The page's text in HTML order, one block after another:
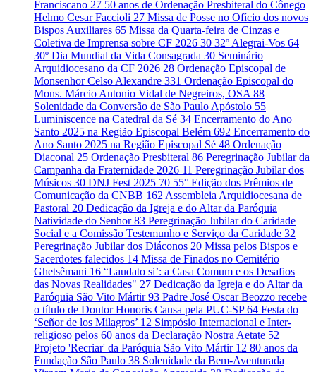
Franciscano 27 50 anos de Ordenação Presbiteral do Cônego
Helmo Cesar Faccioli 27 Missa de Posse no Ofício dos novos
Bispos Auxiliares 65 Missa da Quarta-feira de Cinzas e
Coletiva de Imprensa sobre CF 2026 30 32º Alegrai-Vos 64
30º Dia Mundial da Vida Consagrada 30 Seminário
Arquidiocesano da CF 2026 28 Ordenação Episcopal de
Monsenhor Celso Alexandre 331 Ordenação Episcopal do
Mons. Márcio Antonio Vidal de Negreiros, OSA 88
Solenidade da Conversão de São Paulo Apóstolo 55
Luminiscence na Catedral da Sé 34 Encerramento do Ano
Santo 2025 na Região Episcopal Belém 692 Encerramento do
Ano Santo 2025 na Região Episcopal Sé 48 Ordenação
Diaconal 25 Ordenação Presbiteral 86 Peregrinação Jubilar da
Campanha da Fraternidade 2026 11 Peregrinação Jubilar dos
Músicos 30 DNJ Fest 2025 70 55° Edição dos Prêmios de
Comunicação da CNBB 162 Assembleia Arquidiocesana de
Pastoral 20 Dedicação da Igreja e do Altar da Paróquia
Natividade do Senhor83 Peregrinação Jubilar do Caridade
Social e a Comissão Testemunho e Serviço da Caridade 32
Peregrinação Jubilar dos Diáconos 20 Missa pelos Bispos e
Sacerdotes falecidos 14 Missa de Finados no Cemitério
Ghetsêmani 16 “Laudato si’: a Casa Comum e os Desafios
das Novas Realidades" 27 Dedicação da Igreja e do Altar da
Paróquia São Vito Mártir93 Padre José Oscar Beozzo recebe
o título de Doutor Honoris Causa pela PUC-SP64 Festa do
‘Señor de los Milagros’ 12 Simpósio Internacional e Inter-
religioso pelos 60 anos da Declaração Nostra Aetate 52
Projeto 'Recriar' da Paróquia São Vito Mártir 12 80 anos da
Fundação São Paulo 38 Solenidade da Bem-Aventurada